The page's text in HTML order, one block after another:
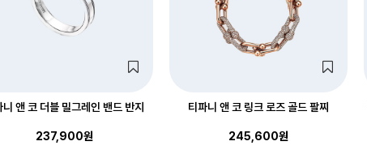
니 앤 코 더블 밀그레인 밴드 반지
237,900원
티파니 앤 코 링크 로즈 골드 팔찌
245,600원